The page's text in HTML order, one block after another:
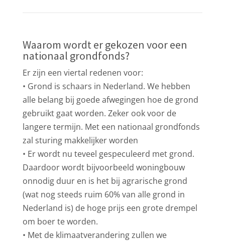
Waarom wordt er gekozen voor een
nationaal grondfonds?
Er zijn een viertal redenen voor:
• Grond is schaars in Nederland. We hebben
alle belang bij goede afwegingen hoe de grond
gebruikt gaat worden. Zeker ook voor de
langere termijn. Met een nationaal grondfonds
zal sturing makkelijker worden
• Er wordt nu teveel gespeculeerd met grond.
Daardoor wordt bijvoorbeeld woningbouw
onnodig duur en is het bij agrarische grond
(wat nog steeds ruim 60% van alle grond in
Nederland is) de hoge prijs een grote drempel
om boer te worden.
• Met de klimaatverandering zullen we